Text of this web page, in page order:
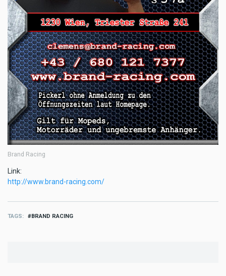
Brand Racing
Link:
http://www.brand-racing.com/
TAGS BRAND RACING